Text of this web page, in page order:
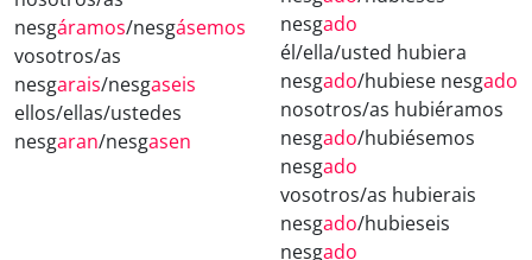
nesgáramos/nesgásemos
vosotros/as
nesgarais/nesgaseis
ellos/ellas/ustedes
nesgaran/nesgasen
nesgado
él/ella/usted hubiera
nesgado/hubiese nesgado
nosotros/as hubiéramos
nesgado/hubiésemos
nesgado
vosotros/as hubierais
nesgado/hubieseis
nesgado